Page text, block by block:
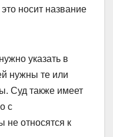
носит название
указать в
нужны те или
Суд также имеет
с
не относятся к